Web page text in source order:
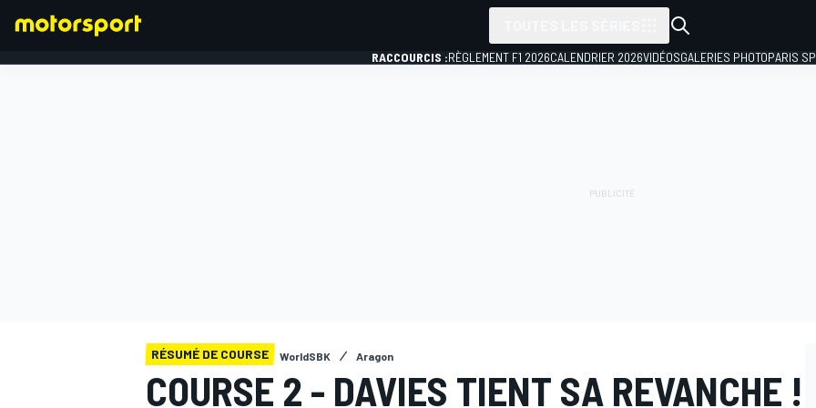
RACCOURCIS :RÈGLEMENT F1 2026CALENDRIER 2026VIDÉOSGALERIES PHOTOPARIS
RÉSUMÉ DE COURSE WorldSBK Aragon
COURSE 2 - DAVIES TIENT SA REVANCHE !